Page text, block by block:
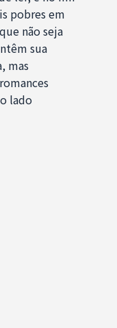
pobres em
não seja
sua
mas
lado